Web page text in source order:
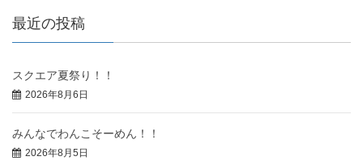
最近の投稿
スクエア夏祭り！！
2026年8月6日
みんなでわんこそーめん！！
2026年8月5日